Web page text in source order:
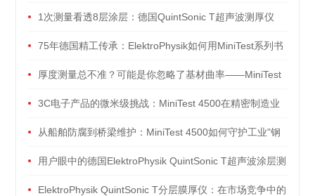
辨率？
1次测量看透8层涂层：德国QuintSonic T超声波测厚仪
的"透视"秘密
75年德国精工传承：ElektroPhysik如何用MiniTest系列书
写涂层测量史
厚度测量总不准？可能是你忽略了基材曲率——MiniTest
4500的曲面测量方案
3C电子产品的微米级挑战：MiniTest 4500在精密制造业
的测量之道
从船舶防腐到桥梁维护：MiniTest 4500如何守护工业"钢
铁脊梁"
用户眼中的德国ElektroPhysik QuintSonic T超声波涂层测
厚仪ElektroPhysik QuintSonic T分层膜厚仪：在市场竞争中的